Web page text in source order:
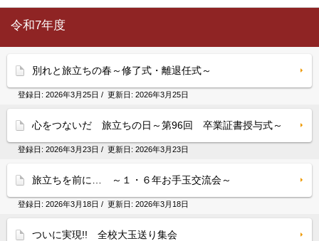
令和7年度
別れと旅立ちの春～修了式・離退任式～
登録日: 2026年3月25日 / 更新日: 2026年3月25日
心をつないだ 旅立ちの日～第96回 卒業証書授与式～
登録日: 2026年3月23日 / 更新日: 2026年3月23日
旅立ちを前に… ～１・６年お手玉交流会～
登録日: 2026年3月18日 / 更新日: 2026年3月18日
ついに実現!! 全校大玉送り集会